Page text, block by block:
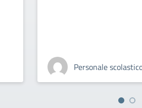
Personale